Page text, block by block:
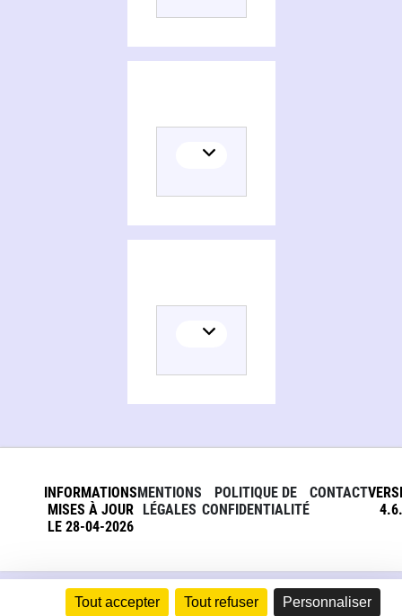
Tout accepter Tout refuser Personnaliser
INFORMATIONS
MISES À JOUR
LE 28-04-2026
MENTIONS
LÉGALES
POLITIQUE DE
CONFIDENTIALITÉ
CONTACT